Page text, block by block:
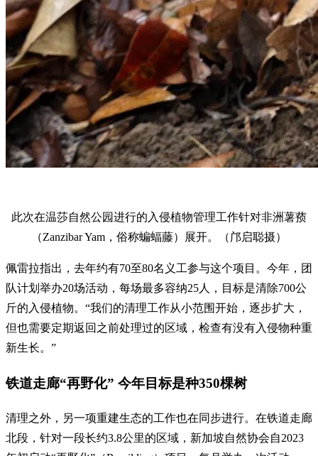
此次在温莎自然公园进行的入侵植物管理工作针对非洲薯蓣
（Zanzibar Yam，俗称蝙蝠藤）展开。（邝启聪摄）
佩雷拉指出，去年约有70至80名义工参与这个项目。今年，团
队计划举办20场活动，每场最多容纳25人，目标是清除700公
斤的入侵植物。“我们的清理工作从小范围开始，逐步扩大，
但也需要定期返回之前处理过的区域，检查有没有入侵物种重
新生长。”
铁道走廊“再野化” 今年目标是种350棵树
清理之外，另一项重建生态的工作也在同步进行。在铁道走廊
北段，针对一段长约3.8公里的区域，新加坡自然协会自2023